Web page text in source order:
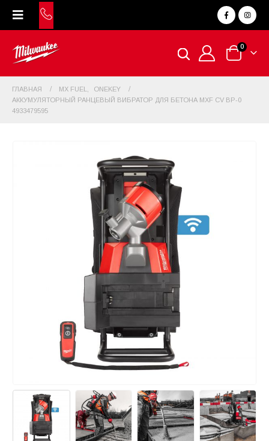
0
ГЛАВНАЯ MX FUEL
ONEKEY
АККУМУЛЯТОРНЫЙ РАНЦЕВЫЙ ВИБРАТОР ДЛЯ БЕТОНА MXF CV BP-0
4933479595